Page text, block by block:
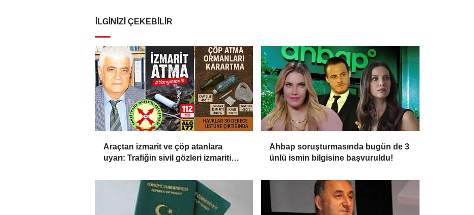
İLGINIZI ÇEKEBILIR
Araçtan izmarit ve çöp atanlara
uyarı: Trafiğin sivil gözleri izmariti
Ahbap soruşturmasında bugün de 3
ünlü ismin bilgisine başvuruldu!